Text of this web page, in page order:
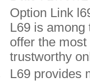
Option Link
L69 is among
offer the
trustworthy
L69 provides